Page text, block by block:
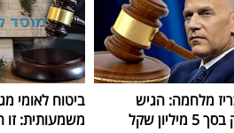
מלחמה: הגיש
שקל
ביטוח לאומי
משמעותית: זו